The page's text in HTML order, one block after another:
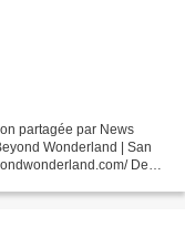
partagée par News
Wonderland | San
Dear